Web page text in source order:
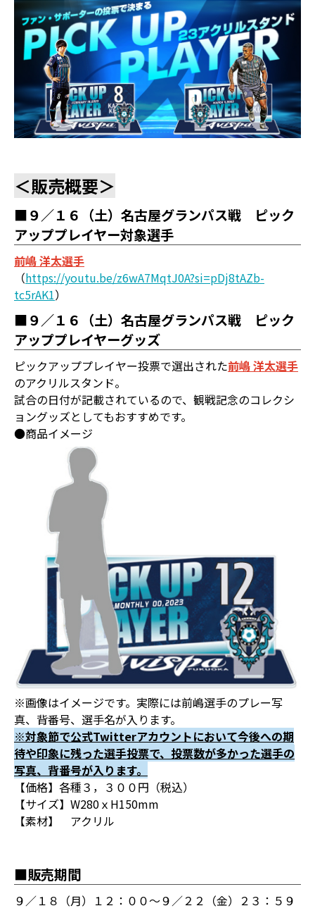
＜販売概要＞
■９／１６（土）名古屋グランパス戦 ピック
アッププレイヤー対象選手
前嶋 洋太選手
（https://youtu.be/z6wA7MqtJ0A?si=pDj8tAZb-
tc5rAK1）
■９／１６（土）名古屋グランパス戦 ピック
アッププレイヤーグッズ
ピックアッププレイヤー投票で選出された前嶋 洋太選手
のアクリルスタンド。
試合の日付が記載されているので、観戦記念のコレクシ
ョングッズとしてもおすすめです。
●商品イメージ
※画像はイメージです。実際には前嶋選手のプレー写
真、背番号、選手名が入ります。
※対象節で公式Twitterアカウントにおいて今後への期
待や印象に残った選手投票で、投票数が多かった選手の
写真、背番号が入ります。
【価格】各種３，３００円（税込）
【サイズ】W280ｘH150mm
【素材】 アクリル
■販売期間
９／１８（月）１２：００～９／２２（金）２３：５９